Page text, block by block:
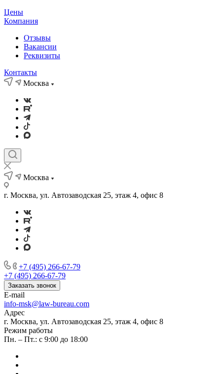
Цены
Компания
Отзывы
Вакансии
Реквизиты
Контакты
Москва
Москва
г. Москва, ул. Автозаводская 25, этаж 4, офис 8
+7 (495) 266-67-79
+7 (495) 266-67-79
Заказать звонок
E-mail
info-msk@law-bureau.com
Адрес
г. Москва, ул. Автозаводская 25, этаж 4, офис 8
Режим работы
Пн. – Пт.: с 9:00 до 18:00